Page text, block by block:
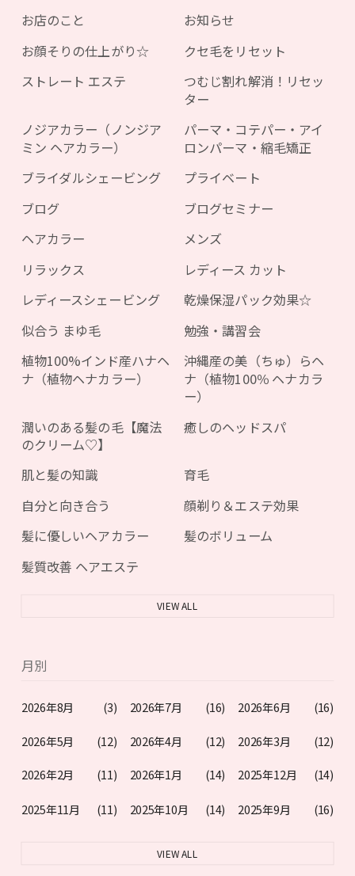
お店のこと
お知らせ
お顔そりの仕上がり☆
クセ毛をリセット
ストレート エステ
つむじ割れ解消！リセッ
ター
ノジアカラー（ノンジア
ミン ヘアカラー）
パーマ・コテパー・アイ
ロンパーマ・縮毛矯正
ブライダルシェービング
プライベート
ブログ
ブログセミナー
ヘアカラー
メンズ
リラックス
レディース カット
レディースシェービング
乾燥保湿パック効果☆
似合う まゆ毛
勉強・講習会
植物100%インド産ハナヘ
ナ（植物ヘナカラー）
沖縄産の美（ちゅ）らヘ
ナ（植物100％ ヘナカラ
ー）
潤いのある髪の毛【魔法
のクリーム♡】
癒しのヘッドスパ
肌と髪の知識
育毛
自分と向き合う
顔剃り＆エステ効果
髪に優しいヘアカラー
髪のボリューム
髪質改善 ヘアエステ
VIEW ALL
月別
2026年8月 (3) 2026年7月 (16) 2026年6月 (16)
2026年5月 (12) 2026年4月 (12) 2026年3月 (12)
2026年2月 (11) 2026年1月 (14) 2025年12月 (14)
2025年11月 (11) 2025年10月 (14) 2025年9月 (16)
VIEW ALL